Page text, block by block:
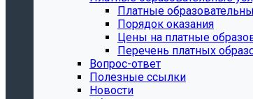
Платные
Порядок оказания
Цены на платные
Перечень платных
Вопрос-ответ
Полезные ссылки
Новости